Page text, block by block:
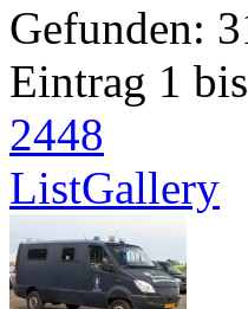
Gefunden:
Eintrag 1
2448
ListGallery